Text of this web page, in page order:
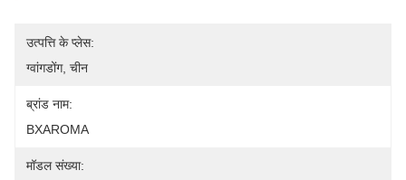
उत्पत्ति के प्लेस:
ग्वांगडोंग, चीन
ब्रांड नाम:
BXAROMA
मॉडल संख्या: